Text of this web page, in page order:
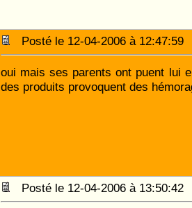
Posté le 12-04-2006 à
oui mais ses parents ont puent lui
des produits provoquent des
Posté le 12-04-2006 à